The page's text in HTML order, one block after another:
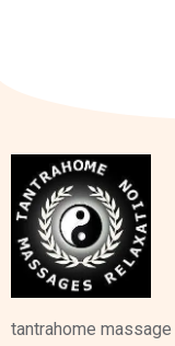
tantrahome